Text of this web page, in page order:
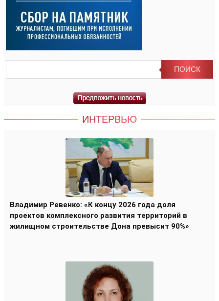
ИНТЕРВЬЮ
Владимир Ревенко: «К концу 2026 года доля
проектов комплексного развития территорий в
жилищном строительстве Дона превысит 90%»